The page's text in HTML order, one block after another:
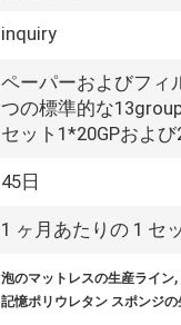
inquiry
ペーパーおよびフィ
つの標準的な
セット1*20GPおよび
45日
1 ヶ月あたりの 1 セ
泡のマットレスの生産ライン
記憶ポリウレタン スポンジ